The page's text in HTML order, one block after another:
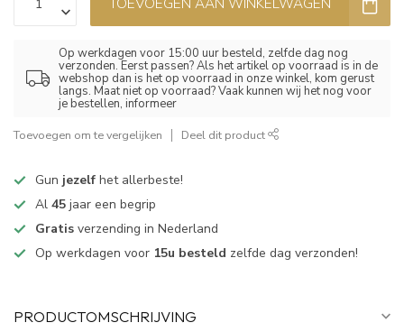
Op werkdagen voor 15:00 uur besteld, zelfde dag nog
verzonden. Eerst passen? Als het artikel op voorraad is in de
webshop dan is het op voorraad in onze winkel, kom gerust
langs. Maat niet op voorraad? Vaak kunnen wij het nog voor
je bestellen, informeer
Toevoegen om te vergelijken Deel dit product
Gun jezelf het allerbeste!
Al 45 jaar een begrip
Gratis verzending in Nederland
Op werkdagen voor 15u besteld zelfde dag verzonden!
PRODUCTOMSCHRIJVING